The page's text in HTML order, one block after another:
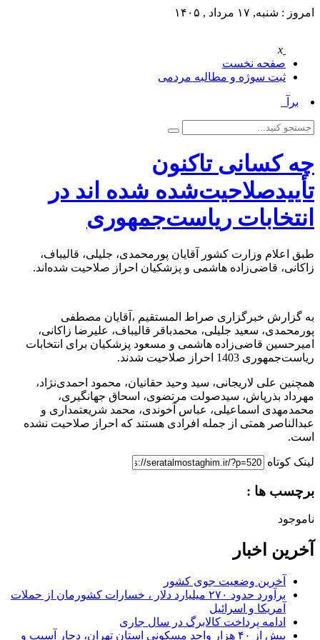
امروز : شنبه, ۱۷ مرداد , ۱۴۰۵
x
صفحه نخست
ثبت سوژه و مطالبه مردمی
برآو_
چه کسانی تاکنون
تأییدصلاحیت‌شده شده اند در
انتخابات ریاست‌جمهوری
طبق اعلام وزارت کشور آقایان پورمحمدی، جلیلی، قالیباف،
زاکانی، قاضی‌زاده هاشمی و پزشکیان احراز صلاحیت شده‌اند.
به گزارش خبرگزاری صراط المستقیم ،آقایان مصطفی
پورمحمدی، سعید جلیلی، محمدباقر قالیباف، علیرضا زاکانی،
امیرحسین قاضی‌زاده هاشمی و مسعود پزشکیان برای انتخابات
ریاست‌جمهوری 1403 احراز صلاحیت شدند.
همچنین علی لاریجانی، سید وحید حقانیان، محمود احمدی‌نژاد،
مهرداد بذرپاش، سیدصولت مرتضوی، اسحاق جهانگیری،
محمدمهدی اسماعیلی، عباس آخوندی، محمد شریعتمداری و
عبدالناصر همتی از جمله افرادی هستند که احراز صلاحیت نشده
است.
لینک کوتاه
برچسب ها :
ناموجود
آخرین اخبار
آخرین وضعیت جوی کشور
برآورد حدود ۲۷۰ میلیارد دلار ، خسارات کشورمان از حملات
آمریکا و اسرائیل
ادامه پرداخت کالابرگ در سال جاری
بیش از ۴۰ هزار واحد مسکونی استان تهران، دچار آسیب و